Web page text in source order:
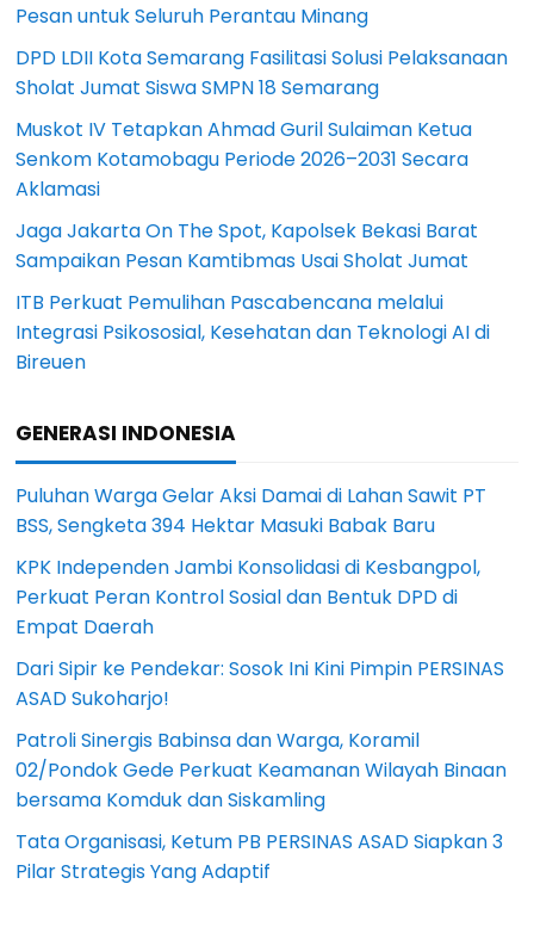
Pesan untuk Seluruh Perantau Minang
DPD LDII Kota Semarang Fasilitasi Solusi Pelaksanaan
Sholat Jumat Siswa SMPN 18 Semarang
Muskot IV Tetapkan Ahmad Guril Sulaiman Ketua
Senkom Kotamobagu Periode 2026–2031 Secara
Aklamasi
Jaga Jakarta On The Spot, Kapolsek Bekasi Barat
Sampaikan Pesan Kamtibmas Usai Sholat Jumat
ITB Perkuat Pemulihan Pascabencana melalui
Integrasi Psikososial, Kesehatan dan Teknologi AI di
Bireuen
GENERASI INDONESIA
Puluhan Warga Gelar Aksi Damai di Lahan Sawit PT
BSS, Sengketa 394 Hektar Masuki Babak Baru
KPK Independen Jambi Konsolidasi di Kesbangpol,
Perkuat Peran Kontrol Sosial dan Bentuk DPD di
Empat Daerah
Dari Sipir ke Pendekar: Sosok Ini Kini Pimpin PERSINAS
ASAD Sukoharjo!
Patroli Sinergis Babinsa dan Warga, Koramil
02/Pondok Gede Perkuat Keamanan Wilayah Binaan
bersama Komduk dan Siskamling
Tata Organisasi, Ketum PB PERSINAS ASAD Siapkan 3
Pilar Strategis Yang Adaptif